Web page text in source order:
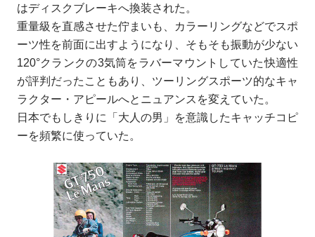
はディスクブレーキへ換装された。
重量級を直感させた佇まいも、カラーリングなどでスポ
ーツ性を前面に出すようになり、そもそも振動が少ない
120°クランクの3気筒をラバーマウントしていた快適性
が評判だったこともあり、ツーリングスポーツ的なキャ
ラクター・アピールへとニュアンスを変えていた。
日本でもしきりに「大人の男」を意識したキャッチコピ
ーを頻繁に使っていた。